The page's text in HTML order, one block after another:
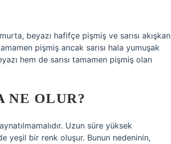
beyazı hafifçe pişmiş ve sarısı akışkan
pişmiş ancak sarısı hala yumuşak
hem de sarısı tamamen pişmiş olan
NE OLUR?
Uzun süre yüksek
yeşil bir renk oluşur. Bunun nedeninin,